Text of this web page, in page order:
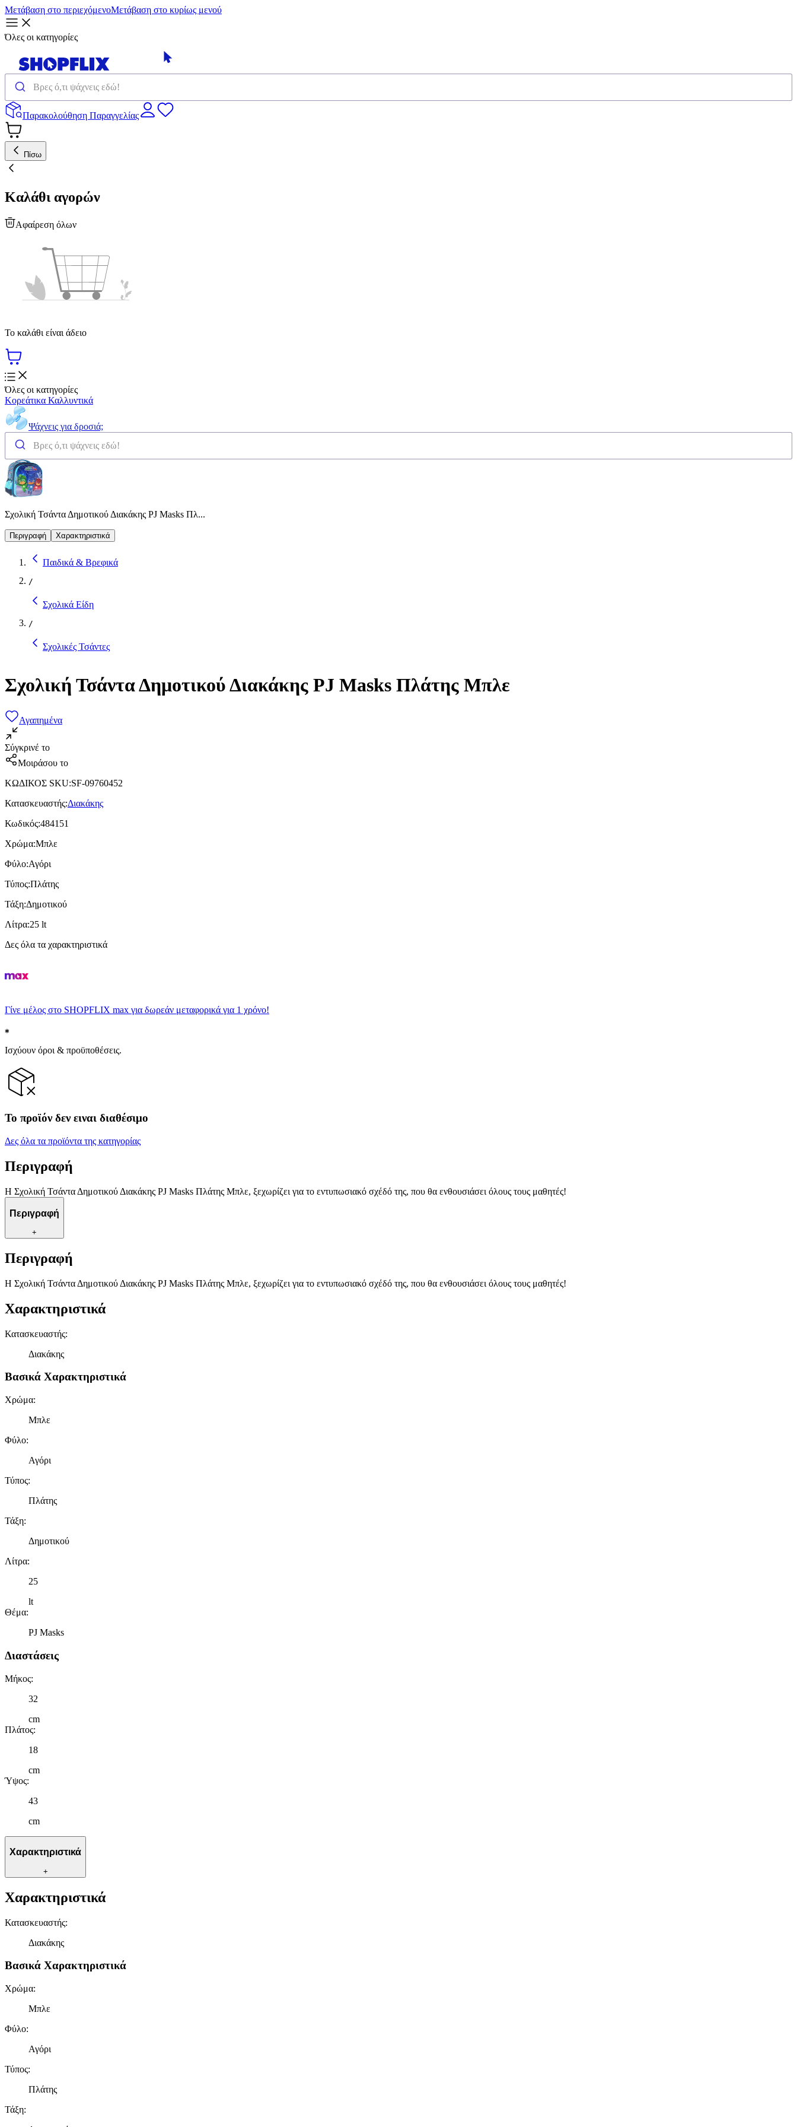
Μετάβαση στο περιεχόμενοΜετάβαση στο κυρίως μενού
Όλες οι κατηγορίες
Παρακολούθηση Παραγγελίας
Πίσω
Καλάθι αγορών
Αφαίρεση όλων
Το καλάθι είναι άδειο
Όλες οι κατηγορίες
Κορεάτικα Καλλυντικά
Ψάχνεις για δροσιά;
Σχολική Τσάντα Δημοτικού Διακάκης PJ Masks Πλ...
Περιγραφή Χαρακτηριστικά
Παιδικά & Βρεφικά
/
Σχολικά Είδη
/
Σχολικές Τσάντες
Σχολική Τσάντα Δημοτικού Διακάκης PJ Masks Πλάτης Μπλε
Αγαπημένα
Σύγκρινέ το
Μοιράσου το
ΚΩΔΙΚΟΣ SKU:SF-09760452
Κατασκευαστής:Διακάκης
Κωδικός:484151
Χρώμα:Μπλε
Φύλο:Αγόρι
Τύπος:Πλάτης
Τάξη:Δημοτικού
Λίτρα:25 lt
Δες όλα τα χαρακτηριστικά
Γίνε μέλος στο SHOPFLIX max για δωρεάν μεταφορικά για 1 χρόνο!
Ισχύουν όροι & προϋποθέσεις.
Το προϊόν δεν ειναι διαθέσιμο
Δες όλα τα προϊόντα της κατηγορίας
Περιγραφή
Η Σχολική Τσάντα Δημοτικού Διακάκης PJ Masks Πλάτης Μπλε, ξεχωρίζει για το εντυπωσιακό σχέδό της, που θα ενθουσιάσει όλους τους μαθητές!
Περιγραφή
+
Περιγραφή
Η Σχολική Τσάντα Δημοτικού Διακάκης PJ Masks Πλάτης Μπλε, ξεχωρίζει για το εντυπωσιακό σχέδό της, που θα ενθουσιάσει όλους τους μαθητές!
Χαρακτηριστικά
Κατασκευαστής:
Διακάκης
Βασικά Χαρακτηριστικά
Χρώμα:
Μπλε
Φύλο:
Αγόρι
Τύπος:
Πλάτης
Τάξη:
Δημοτικού
Λίτρα:
25
lt
Θέμα:
PJ Masks
Διαστάσεις
Μήκος:
32
cm
Πλάτος:
18
cm
Ύψος:
43
cm
Χαρακτηριστικά
+
Χαρακτηριστικά
Κατασκευαστής:
Διακάκης
Βασικά Χαρακτηριστικά
Χρώμα:
Μπλε
Φύλο:
Αγόρι
Τύπος:
Πλάτης
Τάξη: